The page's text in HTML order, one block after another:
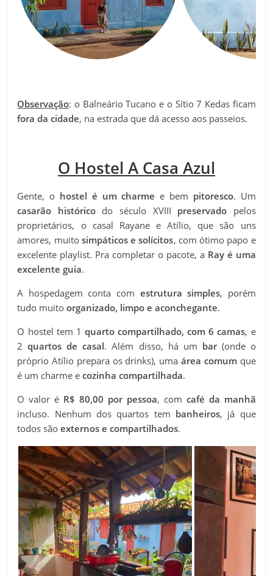
Observação: o Balneário Tucano e o Sítio 7 Kedas ficam
fora da cidade, na estrada que dá acesso aos passeios.
O Hostel A Casa Azul
Gente, o hostel é um charme e bem pitoresco. Um
casarão histórico do século XVIII preservado pelos
proprietários, o casal Rayane e Atílio, que são uns
amores, muito simpáticos e solícitos, com ótimo papo e
excelente playlist. Pra completar o pacote, a Ray é uma
excelente guia.
A hospedagem conta com estrutura simples, porém
tudo muitoorganizado, limpo e aconchegante.
O hostel tem 1 quarto compartilhado, com 6 camas, e
2 quartos de casal. Além disso, há um bar(onde o
próprio Atílio prepara os drinks), umaárea comumque
é um charme ecozinha compartilhada.
O valor é R$ 80,00 por pessoa, com café da manhã
incluso. Nenhum dos quartos tem banheiros, já que
todos sãoexternos e compartilhados.